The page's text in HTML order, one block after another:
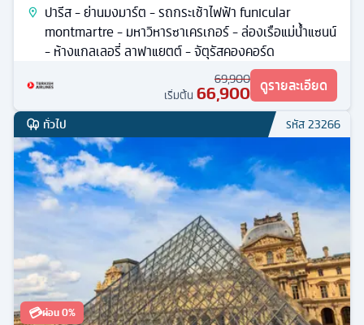
ปารีส - ย่านมงมาร์ต - รถกระเช้าไฟฟ้า funicular
montmartre - มหาวิหารซาเครเกอร์ - ล่องเรือแม่น้ำแซนน์
- ห้างแกลเลอรี่ ลาฟาแยตต์ - จัตุรัสคองคอร์ด
69,900
เริ่มต้น 66,900 ดูรายละเอียด
ทั่วไป รหัส23266
💳ผ่อน 0%